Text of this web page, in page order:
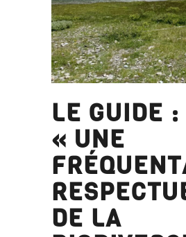
LE GUIDE :
« UNE
DE LA